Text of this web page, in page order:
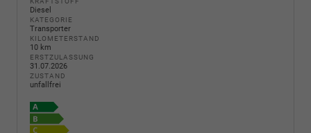
Diesel
KATEGORIE
Transporter
KILOMETERSTAND
10 km
ERSTZULASSUNG
31.07.2026
ZUSTAND
unfallfrei